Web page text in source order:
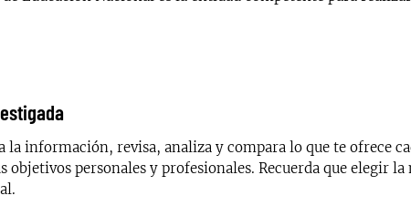
la información, revisa, analiza y compara lo que te ofrece
objetivos personales y profesionales. Recuerda que elegir